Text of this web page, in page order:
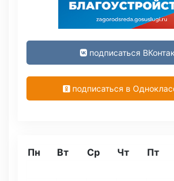
подписаться
подписаться в
Пн Вт Ср Чт Пт